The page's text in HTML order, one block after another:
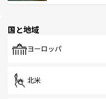
で、ホーカーズは地
国と地域
ヨーロッパ
北米